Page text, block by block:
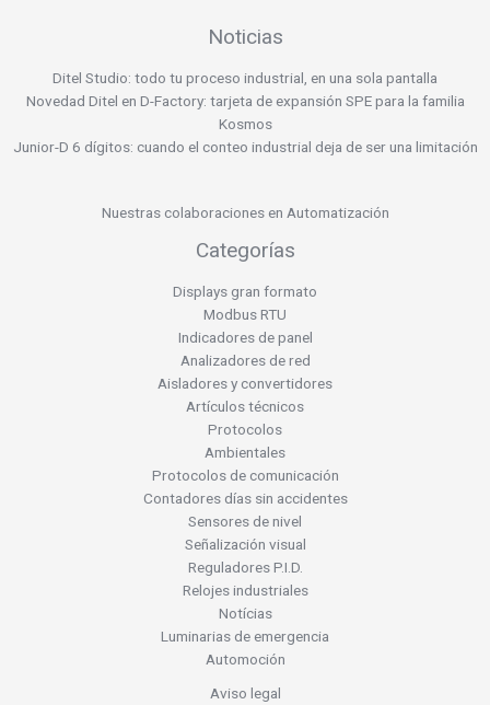
Noticias
Ditel Studio: todo tu proceso industrial, en una sola pantalla
Novedad Ditel en D-Factory: tarjeta de expansión SPE para la familia
Kosmos
Junior-D 6 dígitos: cuando el conteo industrial deja de ser una limitación
Nuestras colaboraciones en Automatización
Categorías
Displays gran formato
Modbus RTU
Indicadores de panel
Analizadores de red
Aisladores y convertidores
Artículos técnicos
Protocolos
Ambientales
Protocolos de comunicación
Contadores días sin accidentes
Sensores de nivel
Señalización visual
Reguladores P.I.D.
Relojes industriales
Notícias
Luminarias de emergencia
Automoción
Aviso legal